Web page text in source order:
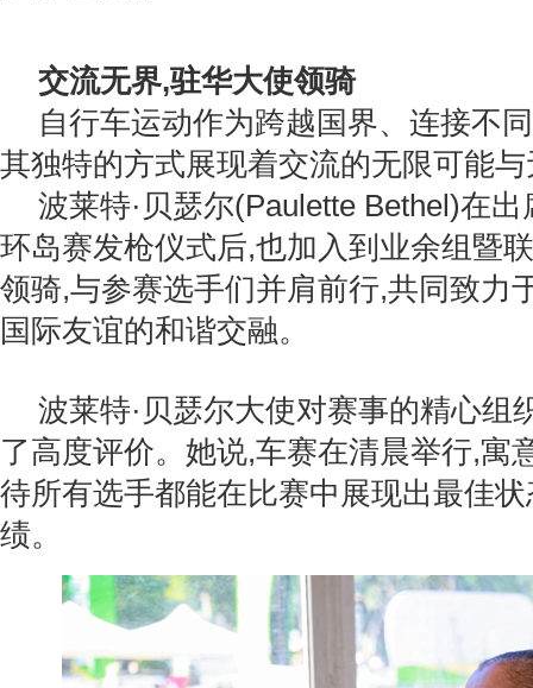
交流无界,驻华大使领骑
自行车运动作为跨越国界、连接不
其独特的方式展现着交流的无限可能
波莱特·贝瑟尔(Paulette Bethel)在
环岛赛发枪仪式后,也加入到业余组暨
领骑,与参赛选手们并肩前行,共同致力
国际友谊的和谐交融。
波莱特·贝瑟尔大使对赛事的精心组
了高度评价。她说,车赛在清晨举行,寓
待所有选手都能在比赛中展现出最佳
绩。